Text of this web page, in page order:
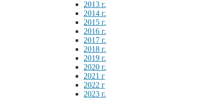
2013 г.
2014 г.
2015 г.
2016 г.
2017 г.
2018 г.
2019 г.
2020 г.
2021 г
2022 г
2023 г.